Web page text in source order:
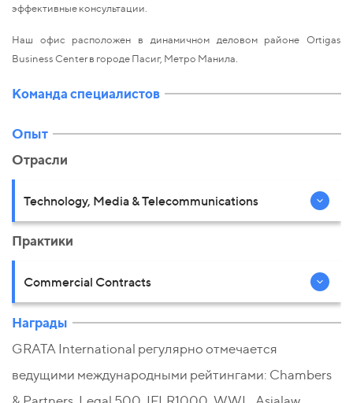
эффективные консультации.
Наш офис расположен в динамичном деловом районе Ortigas
Business Center в городе Пасиг, Метро Манила.
Команда специалистов
Опыт
Отрасли
Technology, Media & Telecommunications
Практики
Commercial Contracts
Награды
GRATA International регулярно отмечается
ведущими международными рейтингами: Chambers